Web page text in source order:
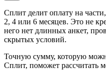
Сплит делит оплату на
2, 4 или 6 месяцев. Это не
него нет длинных анкет,
скрытых условий.
Точную сумму, которую
Сплит, поможет рассчитать